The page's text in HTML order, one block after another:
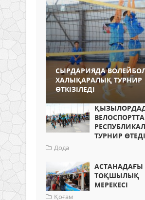
СЫРДАРИЯДА
ХАЛЫҚАРАЛЫҚ ТУРНИР
ӨТКІЗІЛЕДІ
ТУРНИР ӨТЕДІ
Дода
АСТАНАДАҒЫ
ТОҚШЫЛЫҚ
МЕРЕКЕСІ
Қоғам